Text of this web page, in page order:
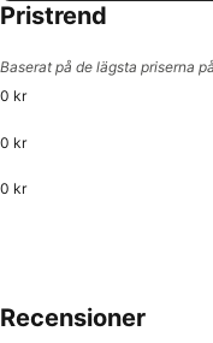
Pristrend
Baserat på de lägsta priserna
0 kr
0 kr
0 kr
Recensioner